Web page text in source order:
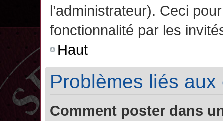
l’administrateur). Ceci
fonctionnalité par les
Haut
Problèmes liés
Comment poster dans